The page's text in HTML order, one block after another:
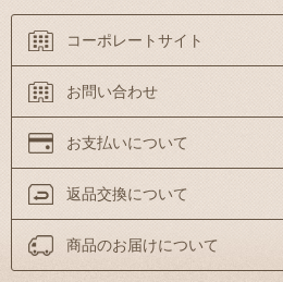
コーポレートサイト
お問い合わせ
お支払いについて
返品交換について
商品のお届けについて